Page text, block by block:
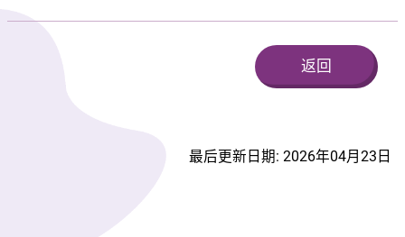
返回
最后更新日期: 2026年04月23日